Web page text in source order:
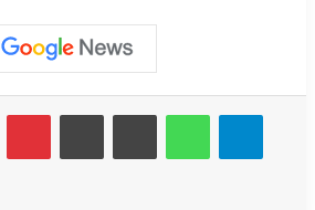
PinterestMessengerMessengerWhatsApp